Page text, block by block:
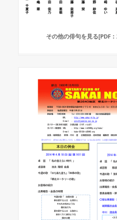
その他の俳句を見る[PDF